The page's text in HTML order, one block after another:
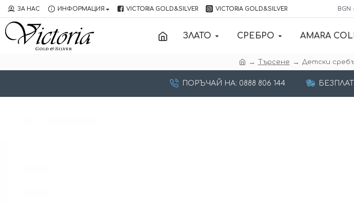
ЗА НАС ИНФОРМАЦИЯ VICTORIA GOLD&SILVER VICTORIA GOLD&SILVER BGN
ЗЛАТО СРЕБРО AMARA
Търсене Детски
ПОРЪЧАЙ НА: 0888 806 144